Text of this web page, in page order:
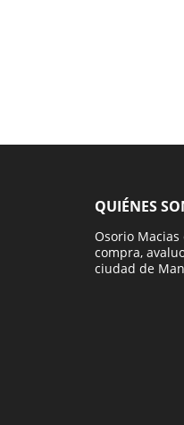
QUIÉNES
Osorio
compra,
ciudad de